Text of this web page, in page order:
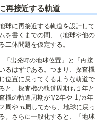
再接近する軌道
球に再接近する軌道を設計して
を書くまでの間、（地球や他の
二体問題を仮定する。
「出発時の地球位置」と「再接
るはずである。つまり、探査機
位置に戻ってくるような軌道で
と、探査機の軌道周期も１年と
機の軌道周期が1/2年や 1/n
1/n年
周や n
n 周してから、地球に戻っ
。さらに一般化すると、「地球